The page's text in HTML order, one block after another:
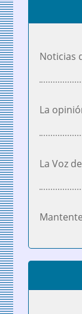
Noticias
La
La Voz